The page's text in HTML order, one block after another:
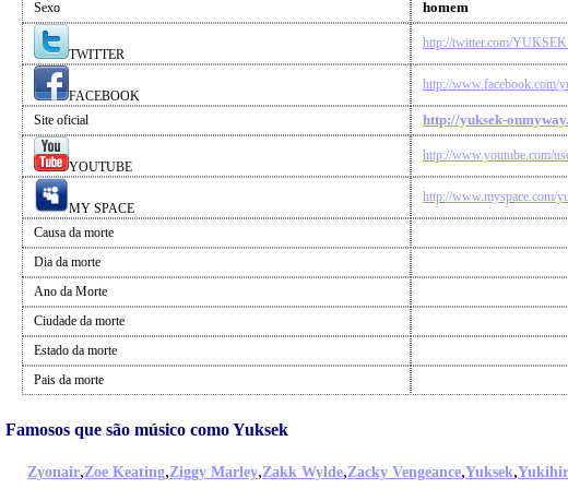
Sexo
homem
TWITTER
http://twitter.com/
FACEBOOK
http://www.facebook.com/
Site oficial http://yuksek-
YOUTUBE
http://www.youtube.com/
MY SPACE
http://www.myspace.com/
Causa da morte
Dia da morte
Ano da Morte
Ciudade da morte
Estado da morte
Pais da morte
Famosos que são músico como Yuksek
Zyonair,Zoe Keating,Ziggy Marley,Zakk Wylde,Zacky Vengeance,Yuksek,